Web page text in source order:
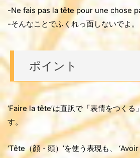
-Ne fais pas la tête pour une chose
-そんなことでふくれっ面しないでよ。
ポイント
‘Faire la tête’は直訳で「表情をつく
す。
‘Tête（顔・頭）’を使う表現も、